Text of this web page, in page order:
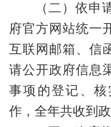
（二）依申
府官方网站统一
互联网邮箱、信
请公开政府信息
事项的登记、
作，全年共收到